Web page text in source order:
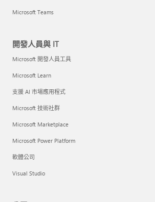
Microsoft Teams
開發人員與 IT
Microsoft 開發人員工具
Microsoft Learn
支援 AI 市場應用程式
Microsoft 技術社群
Microsoft Marketplace
Microsoft Power Platform
軟體公司
Visual Studio